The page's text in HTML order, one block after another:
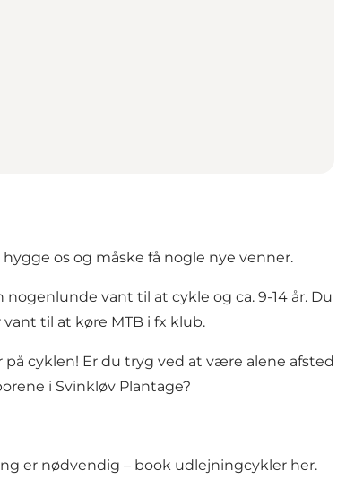
os og måske få nogle nye venner.
vant til at cykle og ca. 9-14 år. Du
til at køre MTB i fx klub.
cyklen! Er du tryg ved at være alene afsted
i Svinkløv Plantage?
er nødvendig – book udlejningcykler her.